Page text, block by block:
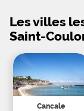
Les villes
Saint-
Cancale